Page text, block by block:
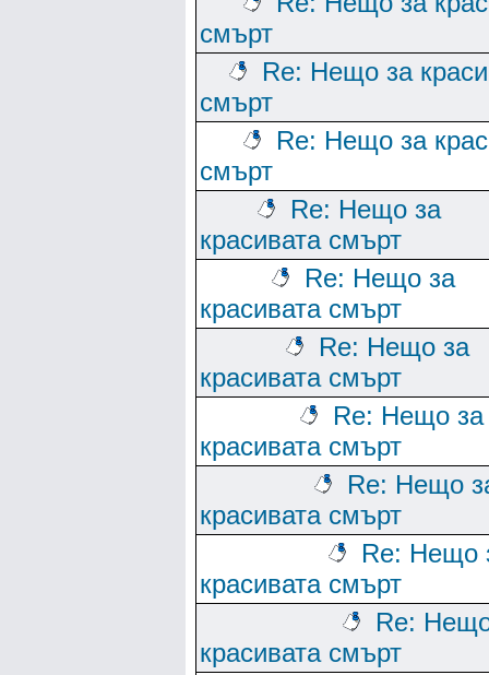
смърт
Re: Нещо за
смърт
Re: Нещо за
смърт
Re: Нещо за
красивата смърт
Re: Нещо за
красивата смърт
Re: Нещо за
красивата смърт
Re: Нещо за
красивата смърт
Re: Нещо
красивата смърт
Re: Нещо
красивата смърт
Re:
красивата смърт